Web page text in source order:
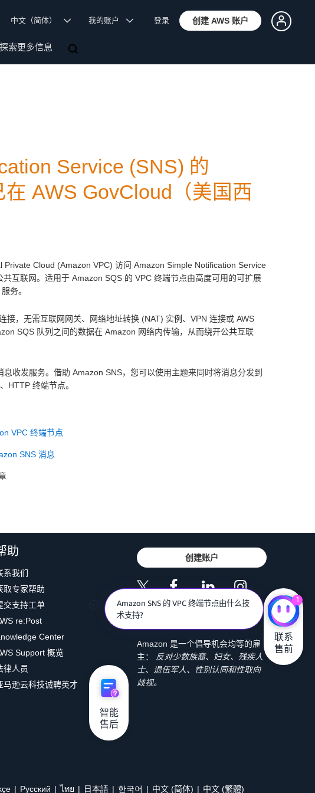
中文（简体） 我的账户 登录 创建 AWS 账户
探索更多信息
Service (SNS) 的
AWS GovCloud（美国西
Private Cloud (Amazon VPC) 访问 Amazon Simple Notification Service
互联网。适用于 Amazon SQS 的 VPC 终端节点由高度可用的可扩展
务。
，无需互联网网关、网络地址转换 (NAT) 实例、VPN 连接或 AWS
SQS 队列之间的数据在 Amazon 网络内传输，从而绕开公共互联
收发服务。借助 Amazon SNS，您可以使用主题来同时将消息分发到
HTTP 终端节点。
VPC 终端节点
SNS 消息
助
系我们
取专家帮助
交支持工单
re:Post
Center
Support 概览
律人员
马逊云科技诚聘英才
创建账户
Amazon 是一个倡导机会均等的雇
主： 反对少数族裔、妇女、残疾人
士、退伍军人、性别认同和性取向
歧视。
Ρусский ไทย 日本語 한국어 中文 (简体) 中文 (繁體)
Amazon SNS 的 VPC 终端节点由什么技
术支持?
1
联系
售前
智能
售后